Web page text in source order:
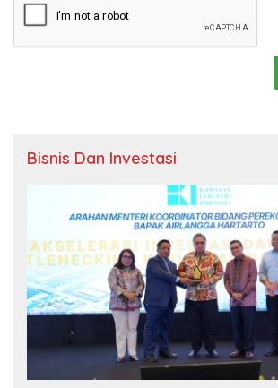
Bisnis Dan Investasi